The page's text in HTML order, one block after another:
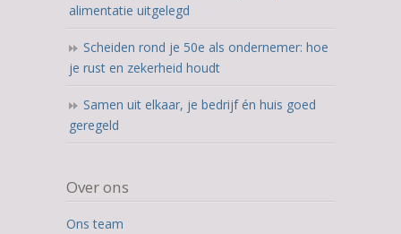
alimentatie uitgelegd
Scheiden rond je 50e als ondernemer: hoe
je rust en zekerheid houdt
Samen uit elkaar, je bedrijf én huis goed
geregeld
Over ons
Ons team